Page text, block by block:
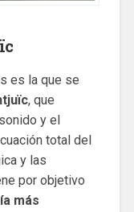
es la que se
, que
y el
total del
y las
por objetivo
más